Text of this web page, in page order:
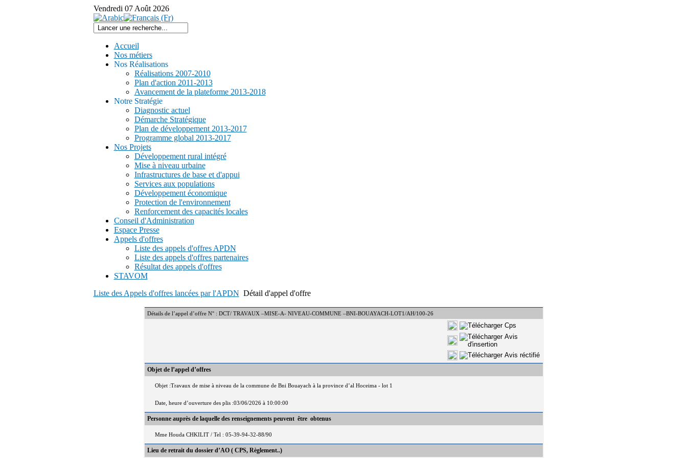
Vendredi 07 Août 2026
Accueil
Nos métiers
Nos Réalisations
Réalisations 2007-2010
Plan d'action 2011-2013
Avancement de la plateforme 2013-2018
Notre Stratégie
Diagnostic actuel
Démarche Stratégique
Plan de développement 2013-2017
Programme global 2013-2017
Nos Projets
Développement rural intégré
Mise à niveau urbaine
Infrastructures de base et d'appui
Services aux populations
Développement économique
Protection de l'environnement
Renforcement des capacités locales
Conseil d'Administration
Espace Presse
Appels d'offres
Liste des appels d'offres APDN
Liste des appels d'offres partenaires
Résultat des appels d'offres
STAVOM
Liste des Appels d'offres lancées par l'APDN Détail d'appel d'offre
Détails de l’appel d’offre N° : DCT/ TRAVAUX –MISE-A- NIVEAU-COMMUNE –BNI-BOUAYACH-LOT1/AH/100-26
Objet de l’appel d’offres
Objet :Travaux de mise à niveau de la commune de Bni Bouayach à la province d’al Hoceima - lot 1
Date, heure d’ouverture des plis :03/06/2026 à 10:00:00
Personne auprès de laquelle des renseignements peuvent être obtenus
Mme Houda CHKILIT / Tel : 05-39-94-32-88/90
Lieu de retrait du dossier d’AO ( CPS, Règlement..)